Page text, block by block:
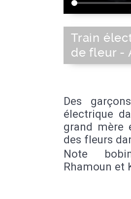
Train
de fleur -
Des
électrique
grand mère
des fleurs
Note
Rhamoun et